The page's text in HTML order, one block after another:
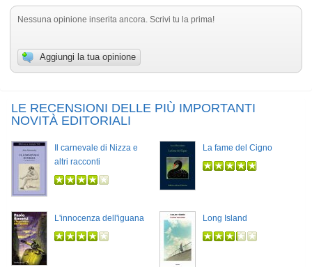
Nessuna opinione inserita ancora. Scrivi tu la prima!
Aggiungi la tua opinione
LE RECENSIONI DELLE PIÙ IMPORTANTI
NOVITÀ EDITORIALI
Il carnevale di Nizza e
altri racconti
La fame del Cigno
L'innocenza dell'iguana Long Island